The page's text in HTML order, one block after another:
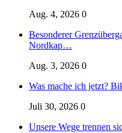
Aug. 4, 2026 0
Besonderer
Nordkap…
Aug. 3, 2026 0
Was mache ich jetzt?
Juli 30, 2026 0
Unsere Wege trennen